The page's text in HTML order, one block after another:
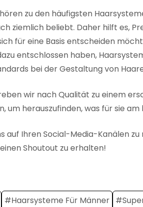
zu den häufigsten
ziemlich beliebt. Daher hilft es,
für eine Basis entscheiden
entschlossen haben,
bei der Gestaltung von
wir nach Qualität zu einem
um herauszufinden, was für sie am
auf Ihren Social-Media-Kanälen
Shoutout zu erhalten!
#Haarsysteme Für Männer